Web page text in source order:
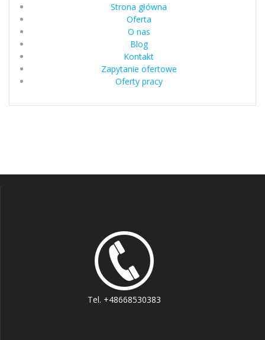
Strona główna
Oferta
O nas
Blog
Kontakt
Zapytanie ofertowe
Oferty pracy
Tel. +48668530383